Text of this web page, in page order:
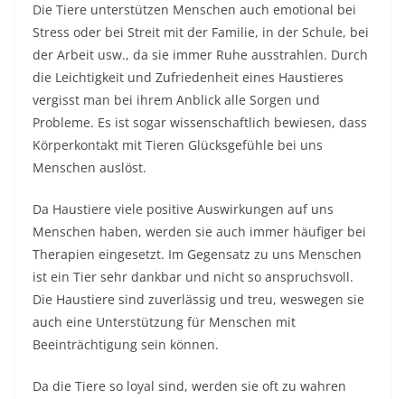
Die Tiere unterstützen Menschen auch emotional bei
Stress oder bei Streit mit der Familie, in der Schule, bei
der Arbeit usw., da sie immer Ruhe ausstrahlen. Durch
die Leichtigkeit und Zufriedenheit eines Haustieres
vergisst man bei ihrem Anblick alle Sorgen und
Probleme. Es ist sogar wissenschaftlich bewiesen, dass
Körperkontakt mit Tieren Glücksgefühle bei uns
Menschen auslöst.
Da Haustiere viele positive Auswirkungen auf uns
Menschen haben, werden sie auch immer häufiger bei
Therapien eingesetzt. Im Gegensatz zu uns Menschen
ist ein Tier sehr dankbar und nicht so anspruchsvoll.
Die Haustiere sind zuverlässig und treu, weswegen sie
auch eine Unterstützung für Menschen mit
Beeinträchtigung sein können.
Da die Tiere so loyal sind, werden sie oft zu wahren